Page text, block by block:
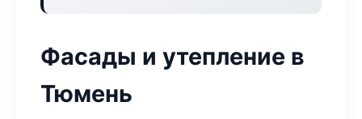
Фасады и утепление в
Тюмень